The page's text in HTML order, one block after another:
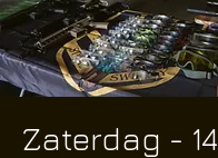
Zaterdag - 14